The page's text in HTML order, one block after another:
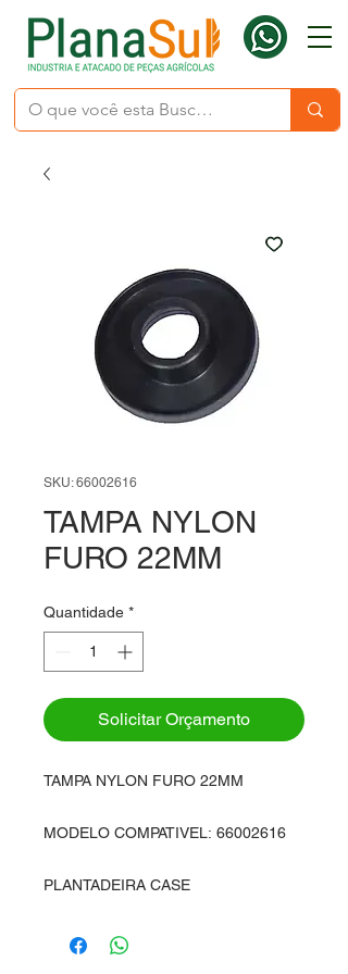
SKU: 66002616
TAMPA NYLON
FURO 22MM
Quantidade *
Solicitar Orçamento
TAMPA NYLON FURO 22MM
MODELO COMPATIVEL: 66002616
PLANTADEIRA CASE